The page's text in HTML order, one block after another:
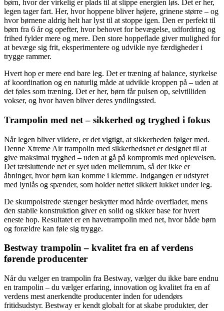
børn, hvor der virkelig er plads til at slippe energien løs. Det er her,
legen tager fart. Her, hvor hoppene bliver højere, grinene større – og
hvor børnene aldrig helt har lyst til at stoppe igen. Den er perfekt til
børn fra 6 år og opefter, hvor behovet for bevægelse, udfordring og
frihed fylder mere og mere. Den store hoppeflade giver mulighed for
at bevæge sig frit, eksperimentere og udvikle nye færdigheder i
trygge rammer.
Hvert hop er mere end bare leg. Det er træning af balance, styrkelse
af koordination og en naturlig måde at udvikle kroppen på – uden at
det føles som træning. Det er her, børn får pulsen op, selvtilliden
vokser, og hvor haven bliver deres yndlingssted.
Trampolin med net – sikkerhed og tryghed i fokus
Når legen bliver vildere, er det vigtigt, at sikkerheden følger med.
Denne Xtreme Air trampolin med sikkerhedsnet er designet til at
give maksimal tryghed – uden at gå på kompromis med oplevelsen.
Det tætsluttende net er syet uden mellemrum, så der ikke er
åbninger, hvor børn kan komme i klemme. Indgangen er udstyret
med lynlås og spænder, som holder nettet sikkert lukket under leg.
De skumpolstrede stænger beskytter mod hårde overflader, mens
den stabile konstruktion giver en solid og sikker base for hvert
eneste hop. Resultatet er en havetrampolin med net, hvor både børn
og forældre kan føle sig trygge.
Bestway trampolin – kvalitet fra en af verdens
førende producenter
Når du vælger en trampolin fra Bestway, vælger du ikke bare endnu
en trampolin – du vælger erfaring, innovation og kvalitet fra en af
verdens mest anerkendte producenter inden for udendørs
fritidsudstyr. Bestway er kendt globalt for at skabe produkter, der